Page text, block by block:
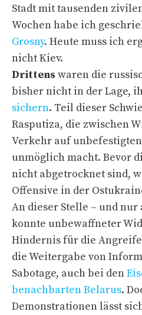
Stadt mit tausenden
Wochen habe ich
Grosny. Heute muss ich
nicht Kiev.
Drittens waren die
bisher nicht in der Lage,
sichern. Teil dieser
Rasputiza, die zwischen
Verkehr auf
unmöglich macht. Bevor
nicht abgetrocknet sind,
Offensive in der
An dieser Stelle – und nur
konnte unbewaffneter
Hindernis für die
die Weitergabe von
Sabotage, auch bei den
benachbarten Belarus.
Demonstrationen lässt